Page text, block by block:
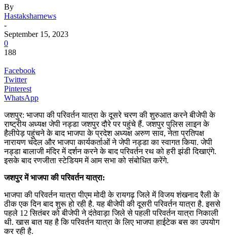
By
Hastaksharnews
-
September 15, 2023
0
188
Facebook
Twitter
Pinterest
WhatsApp
जशपुर: भाजपा की परिवर्तन यात्रा के दूसरे चरण की शुरुआत करने बीजेपी के
राष्ट्रीय अध्यक्ष जेपी नड्डा जशपुर दौरे पर पहुंचे हैं. जशपुर पुलिस लाइन के
हैलीपेड़ पहुंचने के बाद भाजपा के प्रदेश अध्यक्ष अरुण साव, नेता प्रतिपक्ष
नारायण चंदेल और भाजपा कार्यकर्ताओं ने जेपी नड्डा का स्वागत किया. जेपी
नड्डा बालाजी मंदिर में दर्शन करने के बाद परिवर्तन रथ को हरी झंडी दिखाएंगे.
इसके बाद रणजीता स्टेडियम में आम सभा को संबोधित करेंगे.
जशपुर में भाजपा की परिवर्तन यात्रा:
भाजपा की परिवर्तन यात्रा पीएम मोदी के रायगढ़ जिले में विजय शंखनाद रैली के
ठीक एक दिन बाद शुरू हो रही है. यह बीजेपी की दूसरी परिवर्तन यात्रा है. इससे
पहले 12 सितंबर को बीजेपी ने दंतेवाड़ा जिले से पहली परिवर्तन यात्रा निकाली
थी. खास बात यह है कि परिवर्तन यात्रा के लिए भाजपा हाईटेक बस का उपयोग
कर रही है.